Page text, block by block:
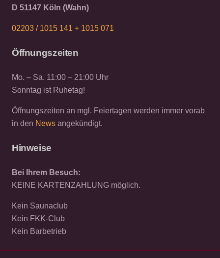
D 51147 Köln (Wahn)
02203 / 1015 141 + 1015 071
Öffnungszeiten
Mo. – Sa. 11:00 – 21:00 Uhr
Sonntag ist Ruhetag!
Öffnungszeiten an mgl. Feiertagen werden immer vorab
in den News angekündigt.
Hinweise
Bei Ihrem Besuch:
KEINE KARTENZAHLUNG möglich.
Kein Saunaclub
Kein FKK-Club
Kein Barbetrieb